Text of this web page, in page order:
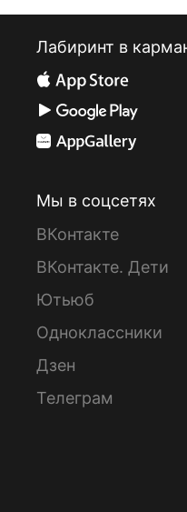
Лабиринт в
Мы в соцсетях
ВКонтакте
ВКонтакте. Дети
Ютьюб
Одноклассники
Дзен
Телеграм